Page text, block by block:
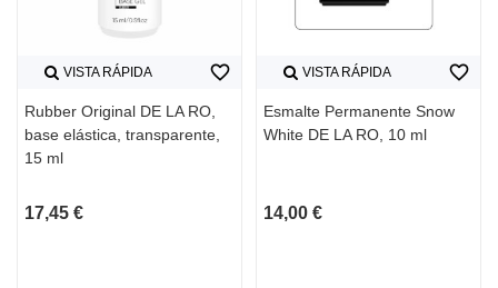
VISTA RÁPIDA
Rubber Original DE LA RO,
base elástica, transparente,
15 ml
17,45 €
favorite_border VISTA RÁPIDA
Esmalte Permanente Snow
White DE LA RO, 10 ml
14,00 €
favorite_border